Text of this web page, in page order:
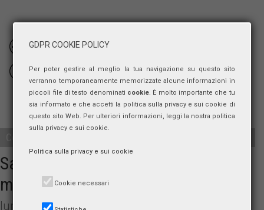
VIDEO
FOTOGRAFIE
Sapienza Innovazione incontra il
mondo produttivo
lunedì 1 luglio 2019, ore 9:30
GDPR COOKIE POLICY
Per poter gestire al meglio la tua navigazione su questo sito
verranno temporaneamente memorizzate alcune informazioni in
piccoli file di testo denominati cookie. È molto importante che tu
sia informato e che accetti la politica sulla privacy e sui cookie di
questo sito Web. Per ulteriori informazioni, leggi la nostra politica
sulla privacy e sui cookie.
Politica sulla privacy e sui cookie
Cookie necessari